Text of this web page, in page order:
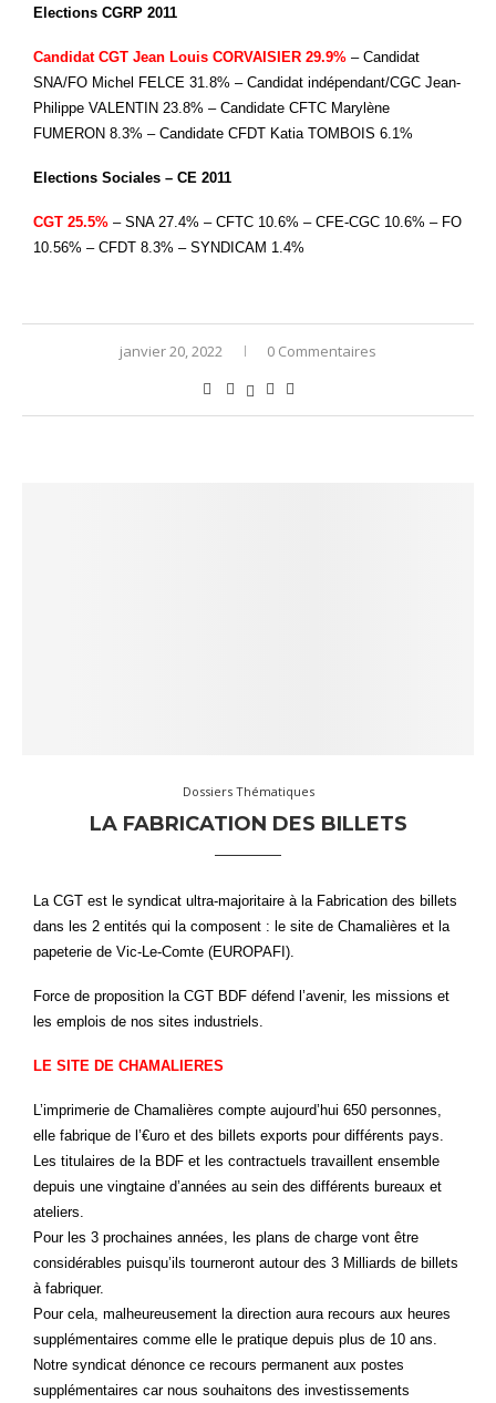
Elections CGRP 2011
Candidat CGT Jean Louis CORVAISIER 29.9% – Candidat
SNA/FO Michel FELCE 31.8% – Candidat indépendant/CGC Jean-
Philippe VALENTIN 23.8% – Candidate CFTC Marylène
FUMERON 8.3% – Candidate CFDT Katia TOMBOIS 6.1%
Elections Sociales – CE 2011
CGT 25.5% – SNA 27.4% – CFTC 10.6% – CFE-CGC 10.6% – FO
10.56% – CFDT 8.3% – SYNDICAM 1.4%
janvier 20, 2022 0 Commentaires
Dossiers Thématiques
LA FABRICATION DES BILLETS
La CGT est le syndicat ultra-majoritaire à la Fabrication des billets
dans les 2 entités qui la composent : le site de Chamalières et la
papeterie de Vic-Le-Comte (EUROPAFI).
Force de proposition la CGT BDF défend l’avenir, les missions et
les emplois de nos sites industriels.
LE SITE DE CHAMALIERES
L’imprimerie de Chamalières compte aujourd’hui 650 personnes,
elle fabrique de l’€uro et des billets exports pour différents pays.
Les titulaires de la BDF et les contractuels travaillent ensemble
depuis une vingtaine d’années au sein des différents bureaux et
ateliers.
Pour les 3 prochaines années, les plans de charge vont être
considérables puisqu’ils tourneront autour des 3 Milliards de billets
à fabriquer.
Pour cela, malheureusement la direction aura recours aux heures
supplémentaires comme elle le pratique depuis plus de 10 ans.
Notre syndicat dénonce ce recours permanent aux postes
supplémentaires car nous souhaitons des investissements